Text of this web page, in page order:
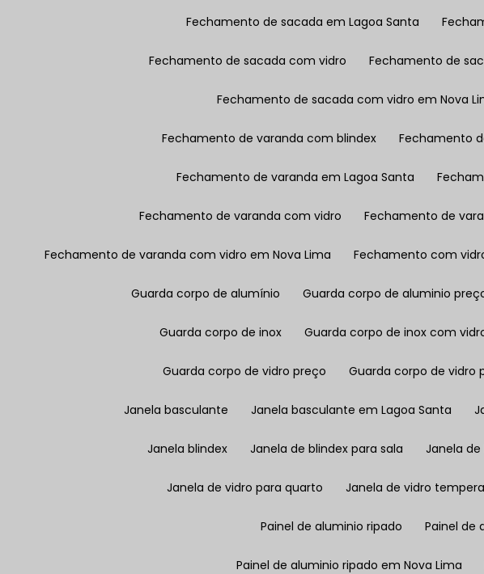
Fechamento de sacada em Lagoa Santa
Fechamento de sacada com vidro Fechamento de
Fechamento de sacada com vidro em Nova
Fechamento de varanda com blindex Fechamento
Fechamento de varanda em Lagoa Santa
Fechamento de varanda com vidro Fechamento de
Fechamento de varanda com vidro em Nova Lima Fechamento com
Guarda corpo de alumínio Guarda corpo de aluminio
Guarda corpo de inox Guarda corpo de inox com
Guarda corpo de vidro preço Guarda corpo de vidro
Janela basculante Janela basculante em Lagoa Santa
Janela blindex Janela de blindex para sala Janela
Janela de vidro para quarto Janela de vidro
Painel de aluminio ripado Painel
Painel de aluminio ripado em Nova Lima